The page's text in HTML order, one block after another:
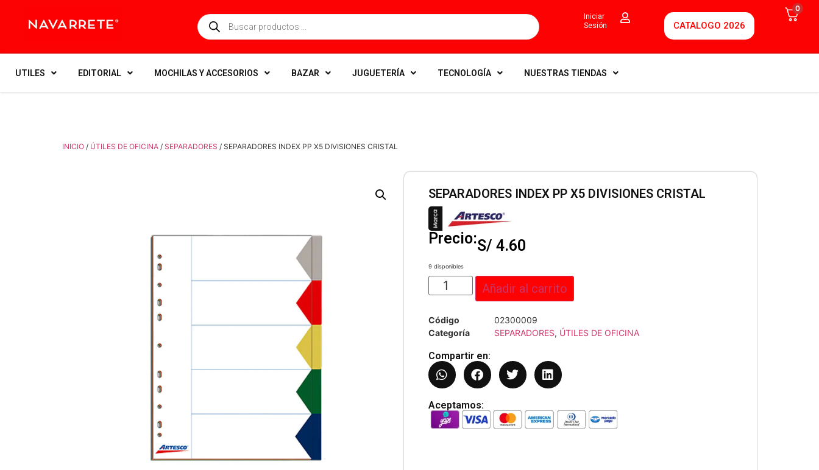
Iniciar
Sesión
CATALOGO 2026
0
UTILES EDITORIAL MOCHILAS Y ACCESORIOS BAZAR JUGUETERÍA TECNOLOGÍA NUESTRAS TIENDAS
INICIO / ÚTILES DE OFICINA / SEPARADORES / SEPARADORES INDEX PP X5 DIVISIONES CRISTAL
SEPARADORES INDEX PP X5 DIVISIONES CRISTAL
Precio:S/ 4.60
9 disponibles
Añadir al carrito
Código
02300009
Categoría
SEPARADORES, ÚTILES DE OFICINA
Compartir en:
Aceptamos: